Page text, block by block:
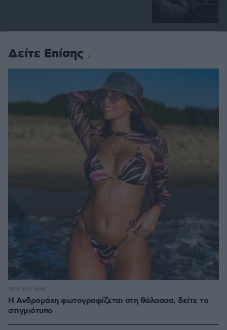
Δείτε Επίσης
Η Ανδρομάχη φωτογραφίζεται στη θάλασσα, δείτε το
στιγμιότυπο
πριν μία ώρα